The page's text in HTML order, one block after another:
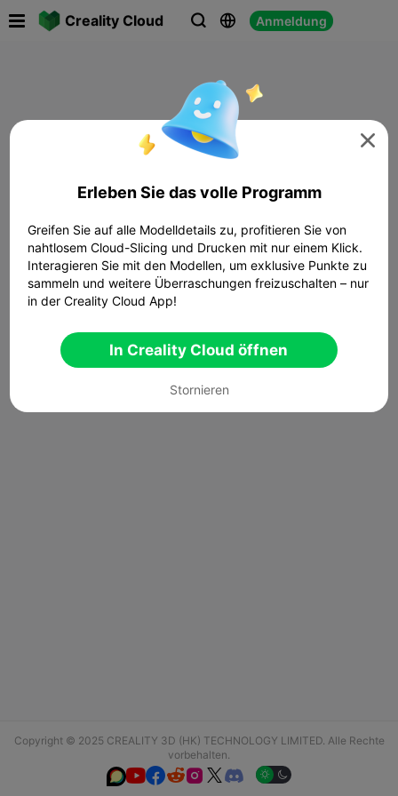
Creality Cloud   Anmeldung
Copyright © 2025 CREALITY 3D (HK) TECHNOLOGY LIMITED. Alle Rechte
vorbehalten.
  

Erleben Sie das volle Programm
Greifen Sie auf alle Modelldetails zu, profitieren Sie von
nahtlosem Cloud-Slicing und Drucken mit nur einem Klick.
Interagieren Sie mit den Modellen, um exklusive Punkte zu
sammeln und weitere Überraschungen freizuschalten – nur
in der Creality Cloud App!
In Creality Cloud öffnen
Stornieren